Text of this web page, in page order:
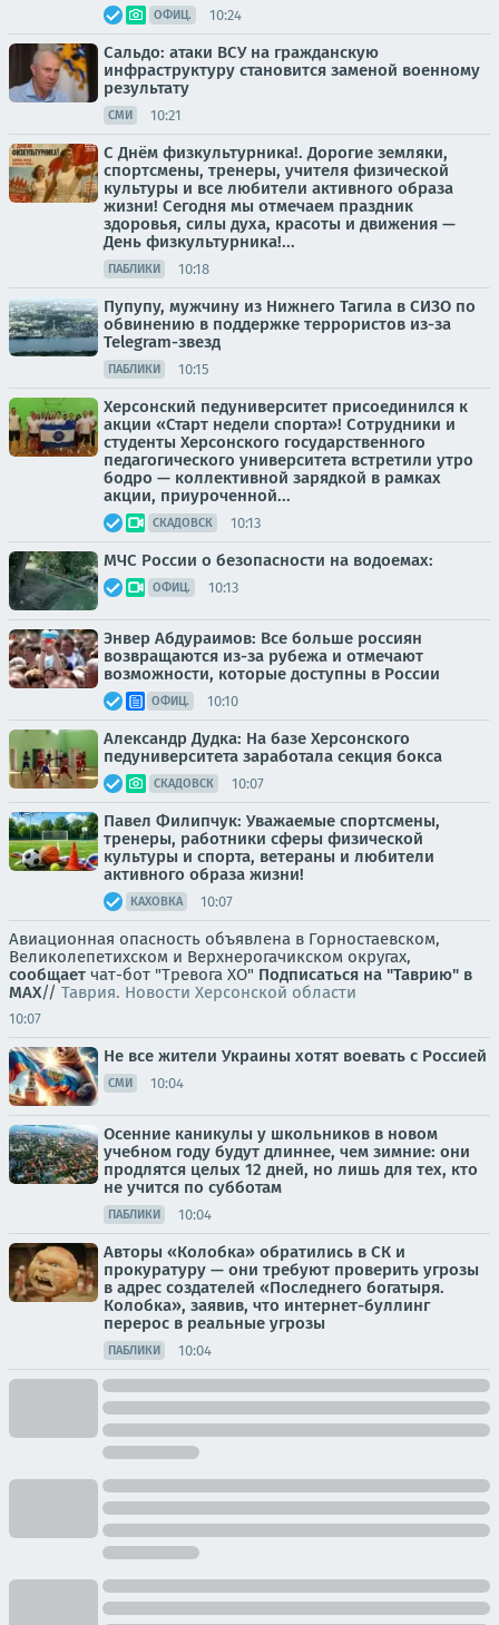
ОФИЦ. 10:24
Сальдо: атаки ВСУ на гражданскую
инфраструктуру становится заменой военному
результату
СМИ 10:21
С Днём физкультурника!. Дорогие земляки,
спортсмены, тренеры, учителя физической
культуры и все любители активного образа
жизни! Сегодня мы отмечаем праздник
здоровья, силы духа, красоты и движения —
День физкультурника!...
ПАБЛИКИ 10:18
Пупупу, мужчину из Нижнего Тагила в СИЗО по
обвинению в поддержке террористов из-за
Telegram-звезд
ПАБЛИКИ 10:15
Херсонский педуниверситет присоединился к
акции «Старт недели спорта»! Сотрудники и
студенты Херсонского государственного
педагогического университета встретили утро
бодро — коллективной зарядкой в рамках
акции, приуроченной...
СКАДОВСК 10:13
МЧС России о безопасности на водоемах:
ОФИЦ. 10:13
Энвер Абдураимов: Все больше россиян
возвращаются из-за рубежа и отмечают
возможности, которые доступны в России
ОФИЦ. 10:10
Александр Дудка: На базе Херсонского
педуниверситета заработала секция бокса
СКАДОВСК 10:07
Павел Филипчук: Уважаемые спортсмены,
тренеры, работники сферы физической
культуры и спорта, ветераны и любители
активного образа жизни!
КАХОВКА 10:07
Авиационная опасность объявлена в Горностаевском,
Великолепетихском и Верхнерогачикском округах,
сообщает чат-бот "Тревога ХО" Подписаться на "Таврию" в
MAX// Таврия. Новости Херсонской области
10:07
Не все жители Украины хотят воевать с Россией
СМИ 10:04
Осенние каникулы у школьников в новом
учебном году будут длиннее, чем зимние: они
продлятся целых 12 дней, но лишь для тех, кто
не учится по субботам
ПАБЛИКИ 10:04
Авторы «Колобка» обратились в СК и
прокуратуру — они требуют проверить угрозы
в адрес создателей «Последнего богатыря.
Колобка», заявив, что интернет-буллинг
перерос в реальные угрозы
ПАБЛИКИ 10:04